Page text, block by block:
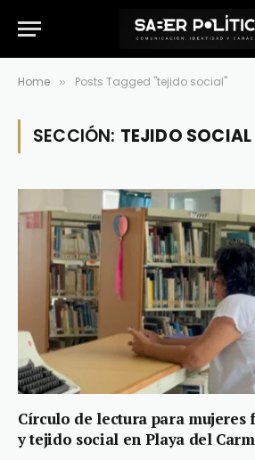
Home » Posts Tagged "tejido social"
SECCIÓN: TEJIDO SOCIAL
Círculo de lectura para mujeres
y tejido social en Playa del